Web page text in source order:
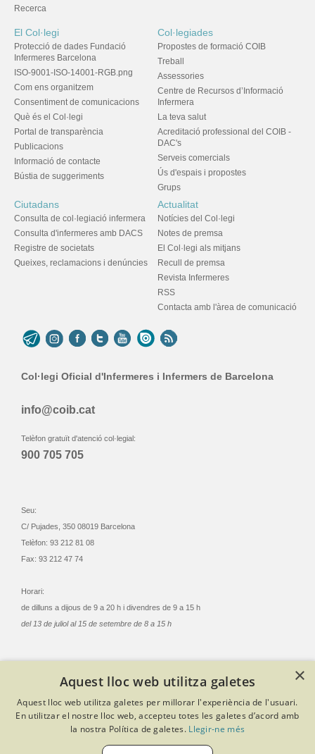
Recerca
El Col·legi
Protecció de dades Fundació
Infermeres Barcelona
ISO-9001-ISO-14001-RGB.png
Com ens organitzem
Consentiment de comunicacions
Què és el Col·legi
Portal de transparència
Publicacions
Informació de contacte
Bústia de suggeriments
Col·legiades
Propostes de formació COIB
Treball
Assessories
Centre de Recursos d’Informació
Infermera
La teva salut
Acreditació professional del COIB -
DAC's
Serveis comercials
Ús d'espais i propostes
Grups
Ciutadans
Consulta de col·legiació infermera
Consulta d'infermeres amb DACS
Registre de societats
Queixes, reclamacions i denúncies
Actualitat
Notícies del Col·legi
Notes de premsa
El Col·legi als mitjans
Recull de premsa
Revista Infermeres
RSS
Contacta amb l'àrea de comunicació
Col·legi Oficial d'Infermeres i Infermers de Barcelona
info@coib.cat
Telèfon gratuït d'atenció col·legial:
900 705 705
Seu:
C/ Pujades, 350 08019 Barcelona
Telèfon: 93 212 81 08
Fax: 93 212 47 74
Horari:
de dilluns a dijous de 9 a 20 h i divendres de 9 a 15 h
del 13 de juliol al 15 de setembre de 8 a 15 h
© Col·legi Oficial Infermeres i Infermers de Barcelona
Criteris de privacitat
Política de cookies
Avís legal
Política de protecció de dades
Política de qualitat
Desenvolupat amb Softeng Portal Builder
×
Aquest lloc web utilitza galetes
Aquest lloc web utilitza galetes per millorar l'experiència de l'usuari.
En utilitzar el nostre lloc web, accepteu totes les galetes d’acord amb
la nostra Política de galetes. Llegir-ne més